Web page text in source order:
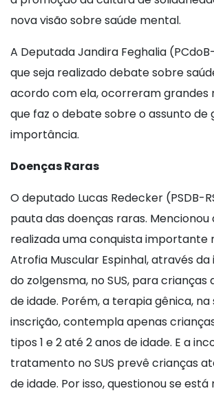
nova visão sobre saúde mental.
A Deputada Jandira Feghalia
que seja realizado debate sobre
acordo com ela, ocorreram grandes
que faz o debate sobre o assunto de
importância.
Doenças Raras
O deputado Lucas Redecker (PSDB-
pauta das doenças raras. Mencionou
realizada uma conquista importante
Atrofia Muscular Espinhal, através
do zolgensma, no SUS, para crianças
de idade. Porém, a terapia gênica, na
inscrição, contempla apenas
tipos 1 e 2 até 2 anos de idade. E a
tratamento no SUS prevê crianças
de idade. Por isso, questionou se